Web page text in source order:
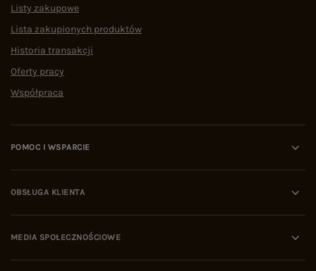
Listy zakupowe
Lista zakupionych produktów
Historia transakcji
Oferty pracy
Współpraca
POMOC I WSPARCIE
OBSŁUGA KLIENTA
MEDIA SPOŁECZNOŚCIOWE